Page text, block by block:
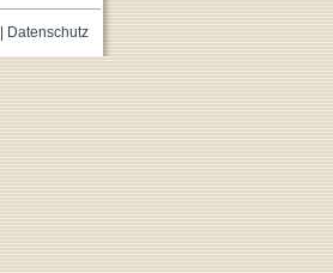
Datenschutz